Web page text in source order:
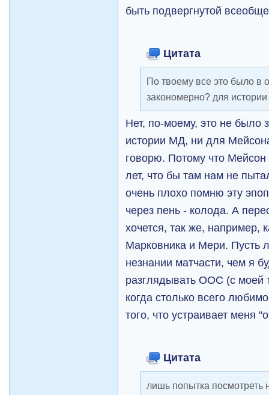
быть подвергнутой
Цитата
По твоему все это было в
закономерно? для
Нет, по-моему, это не было
истории МД, ни для
говорю. Потому что
лет, что бы там нам не
очень плохо помню эту
через пень - колода. А
хочется, так же, например,
Марковника и Мери. Пусть
незнании матчасти, чем я
разглядывать ООС (с моей
когда столько всего
того, что устраивает меня
Цитата
лишь попытка посмотреть